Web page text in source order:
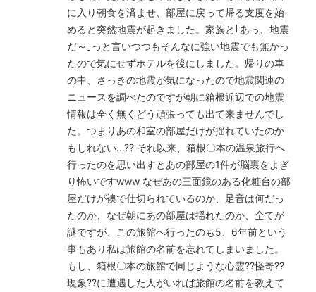
に入り朝食を済ませ、部屋に戻って帰る支度を始
めると突然地震が起きました。家族と｢あっ、地震
だ～｣っと言いつつもそんなに強い地震でも無かっ
たので気にせずホテルを後にしました。帰りの車
の中、さっきの地震が気になったので地震関連の
ニュースを調べたのですが朝に箱根近辺での地震
情報は全く無くどう頑張っても出て来ませんでし
た。つまりあの和室の部屋だけが揺れていたのか
もしれない...?? それ以来、箱根〇本の温泉旅行へ
行ったのを思い出すとあの部屋の1件が脳裏をよぎ
り怖いですwww なぜあの三面鏡のある化粧台の部
屋だけが襖で仕切られているのか、足音は何だっ
たのか、なぜ朝にあの部屋は揺れたのか、全てが
謎ですが、この旅館へ行ったのも5、6年前という
事もあり私は旅館の名前を忘れてしまいました。
もし、箱根〇本の旅館で同じような心霊??怪奇??
現象??に遭遇した人がいれば旅館の名前を教えて